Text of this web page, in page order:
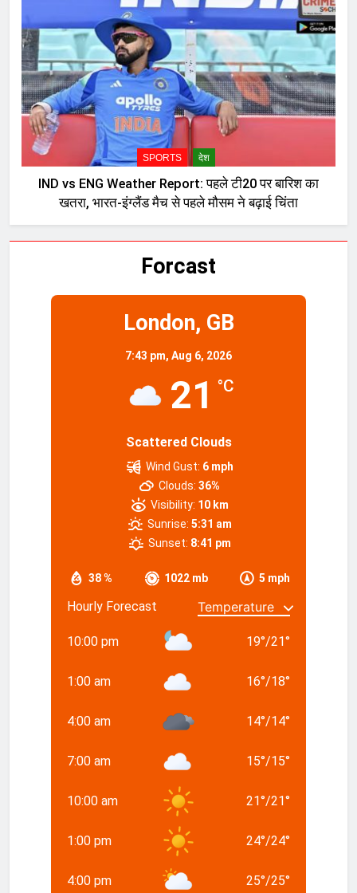
SPORTS देश
IND vs ENG Weather Report: पहले टी20 पर बारिश का
खतरा, भारत-इंग्लैंड मैच से पहले मौसम ने बढ़ाई चिंता
Forcast
London, GB
7:43 pm, Aug 6, 2026
21 °C
Scattered Clouds
38 % 1022 mb 5 mph
Wind Gust: 6 mph
Clouds: 36%
Visibility: 10 km
Sunrise: 5:31 am
Sunset: 8:41 pm
Hourly Forecast
10:00 pm 19°/21°
1:00 am 16°/18°
4:00 am 14°/14°
7:00 am 15°/15°
10:00 am 21°/21°
1:00 pm 24°/24°
4:00 pm 25°/25°